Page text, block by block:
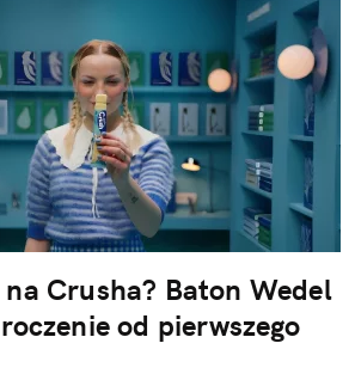
Crusha? Baton Wedel
od pierwszego